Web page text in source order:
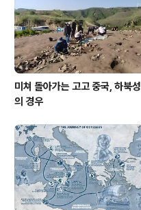
미쳐 돌아가는 고고 중국, 하북성
의 경우